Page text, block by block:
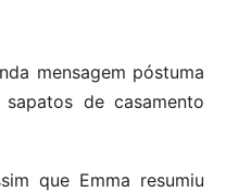
mensagem póstuma
de casamento
que Emma resumiu